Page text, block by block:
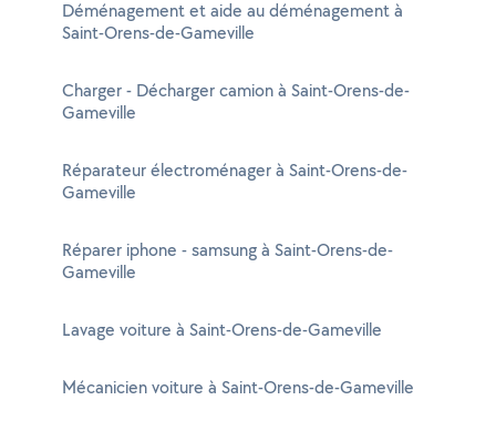
Déménagement et aide au déménagement à
Saint-Orens-de-Gameville
Charger - Décharger camion à Saint-Orens-de-
Gameville
Réparateur électroménager à Saint-Orens-de-
Gameville
Réparer iphone - samsung à Saint-Orens-de-
Gameville
Lavage voiture à Saint-Orens-de-Gameville
Mécanicien voiture à Saint-Orens-de-Gameville